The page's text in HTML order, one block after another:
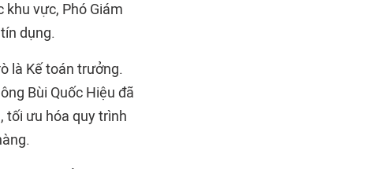
vực, Phó Giám
dụng.
là Kế toán trưởng.
Bùi Quốc Hiệu đã
tối ưu hóa quy trình